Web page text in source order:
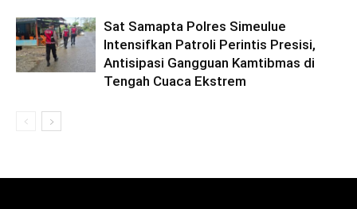
Sat Samapta Polres Simeulue
Intensifkan Patroli Perintis Presisi,
Antisipasi Gangguan Kamtibmas di
Tengah Cuaca Ekstrem